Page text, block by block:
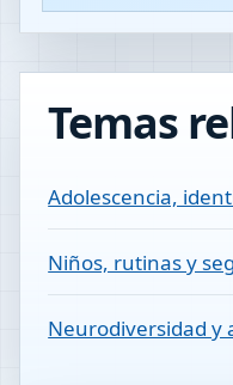
Temas
Adolescencia,
Niños, rutinas y
Neurodiversidad y